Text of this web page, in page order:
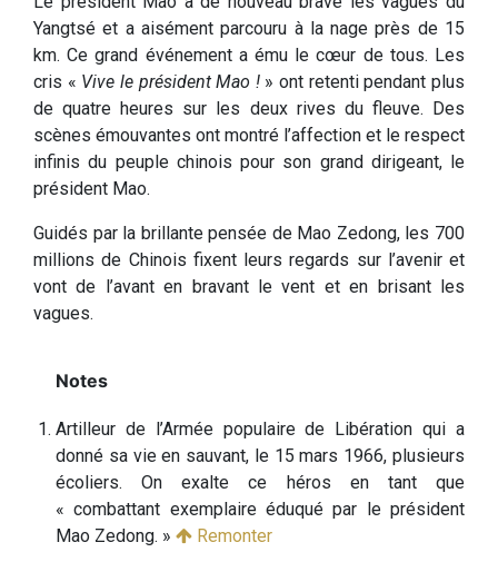
Yangtsé et a aisément parcouru à la nage près de 15
km. Ce grand événement a ému le cœur de tous. Les
cris « Vive le président Mao !» ont retenti pendant plus
de quatre heures sur les deux rives du fleuve. Des
scènes émouvantes ont montré l’affection et le respect
infinis du peuple chinois pour son grand dirigeant, le
président Mao.
Guidés par la brillante pensée de Mao Zedong, les 700
millions de Chinois fixent leurs regards sur l’avenir et
vont de l’avant en bravant le vent et en brisant les
vagues.
Artilleur de l’Armée populaire de Libération qui a
donné sa vie en sauvant, le 15 mars 1966, plusieurs
écoliers. On exalte ce héros en tant que
« combattant exemplaire éduqué par le président
Mao Zedong. »
Remonter